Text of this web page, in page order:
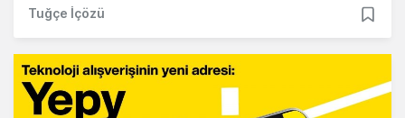
Tuğçe İçözü